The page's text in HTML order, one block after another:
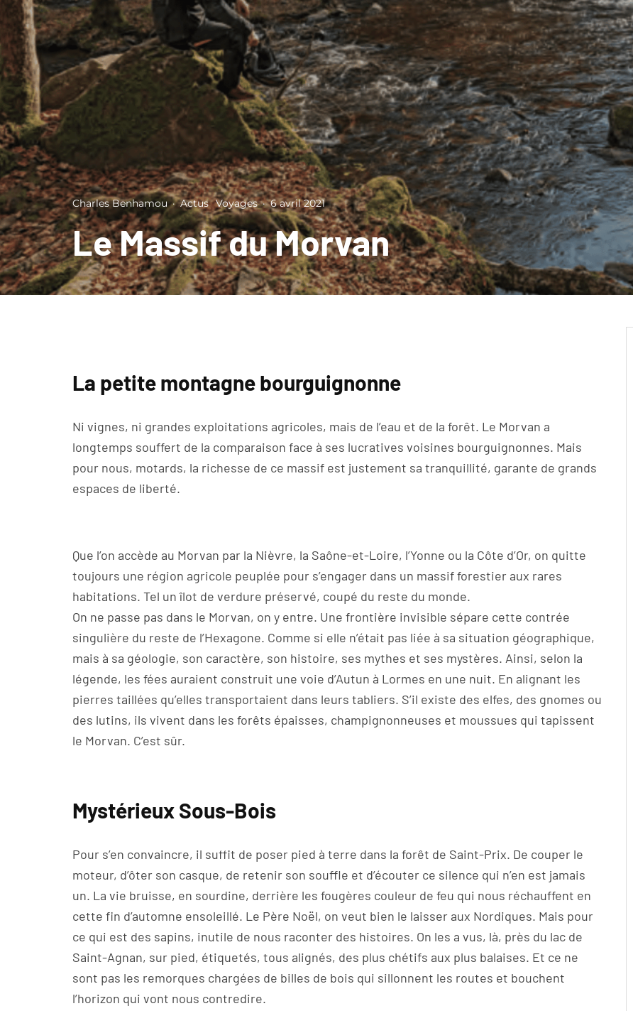
Charles Benhamou · Actus Voyages · 6 avril 2021
Le Massif du Morvan
La petite montagne bourguignonne
Ni vignes, ni grandes exploitations agricoles, mais de l’eau et de la forêt. Le Morvan a
longtemps souffert de la comparaison face à ses lucratives voisines bourguignonnes. Mais
pour nous, motards, la richesse de ce massif est justement sa tranquillité, garante de grands
espaces de liberté.
Que l’on accède au Morvan par la Nièvre, la Saône-et-Loire, l’Yonne ou la Côte d’Or, on quitte
toujours une région agricole peuplée pour s’engager dans un massif forestier aux rares
habitations. Tel un îlot de verdure préservé, coupé du reste du monde.
On ne passe pas dans le Morvan, on y entre. Une frontière invisible sépare cette contrée
singulière du reste de l’Hexagone. Comme si elle n’était pas liée à sa situation géographique,
mais à sa géologie, son caractère, son histoire, ses mythes et ses mystères. Ainsi, selon la
légende, les fées auraient construit une voie d’Autun à Lormes en une nuit. En alignant les
pierres taillées qu’elles transportaient dans leurs tabliers. S’il existe des elfes, des gnomes ou
des lutins, ils vivent dans les forêts épaisses, champignonneuses et moussues qui tapissent
le Morvan. C’est sûr.
Mystérieux Sous-Bois
Pour s’en convaincre, il suffit de poser pied à terre dans la forêt de Saint-Prix. De couper le
moteur, d’ôter son casque, de retenir son souffle et d’écouter ce silence qui n’en est jamais
un. La vie bruisse, en sourdine, derrière les fougères couleur de feu qui nous réchauffent en
cette fin d’automne ensoleillé. Le Père Noël, on veut bien le laisser aux Nordiques. Mais pour
ce qui est des sapins, inutile de nous raconter des histoires. On les a vus, là, près du lac de
Saint-Agnan, sur pied, étiquetés, tous alignés, des plus chétifs aux plus balaises. Et ce ne
sont pas les remorques chargées de billes de bois qui sillonnent les routes et bouchent
l’horizon qui vont nous contredire.